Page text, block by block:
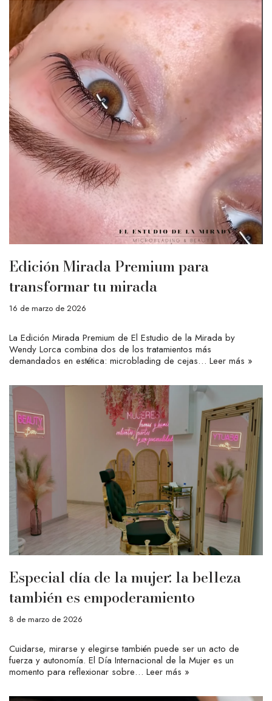
Edición Mirada Premium para
transformar tu mirada
16 de marzo de 2026
La Edición Mirada Premium de El Estudio de la Mirada by
Wendy Lorca combina dos de los tratamientos más
demandados en estética: microblading de cejas… Leer más »
Especial día de la mujer: la belleza
también es empoderamiento
8 de marzo de 2026
Cuidarse, mirarse y elegirse también puede ser un acto de
fuerza y autonomía. El Día Internacional de la Mujer es un
momento para reflexionar sobre… Leer más »